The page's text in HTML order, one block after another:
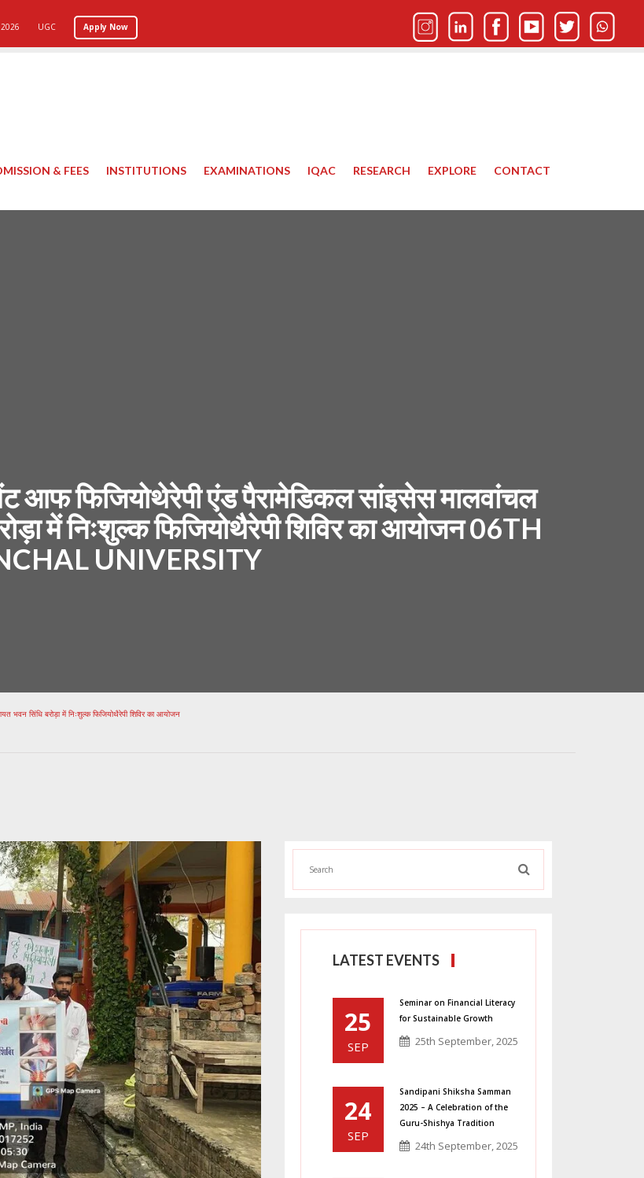
UGC Apply Now
& FEES INSTITUTIONS EXAMINATIONS IQAC RESEARCH EXPLORE CONTACT
आफ फिजियोथेरेपी एंड पैरामेडिकल सांइसेस मालवांचल
में निःशुल्क फिजियोथैरेपी शिविर का आयोजन 06TH
UNIVERSITY
भवन सिंधि बरोड़ा में निःशुल्क फिजियोथैरेपी शिविर का आयोजन
LATEST EVENTS
25
SEP
Seminar on Financial Literacy
for Sustainable Growth
25th September, 2025
24
SEP
Sandipani Shiksha Samman
2025 – A Celebration of the
Guru-Shishya Tradition
24th September, 2025